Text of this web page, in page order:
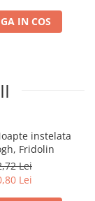
IN COS
instelata
Fridolin
Lei
Lei